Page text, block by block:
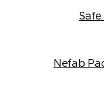
Nefab